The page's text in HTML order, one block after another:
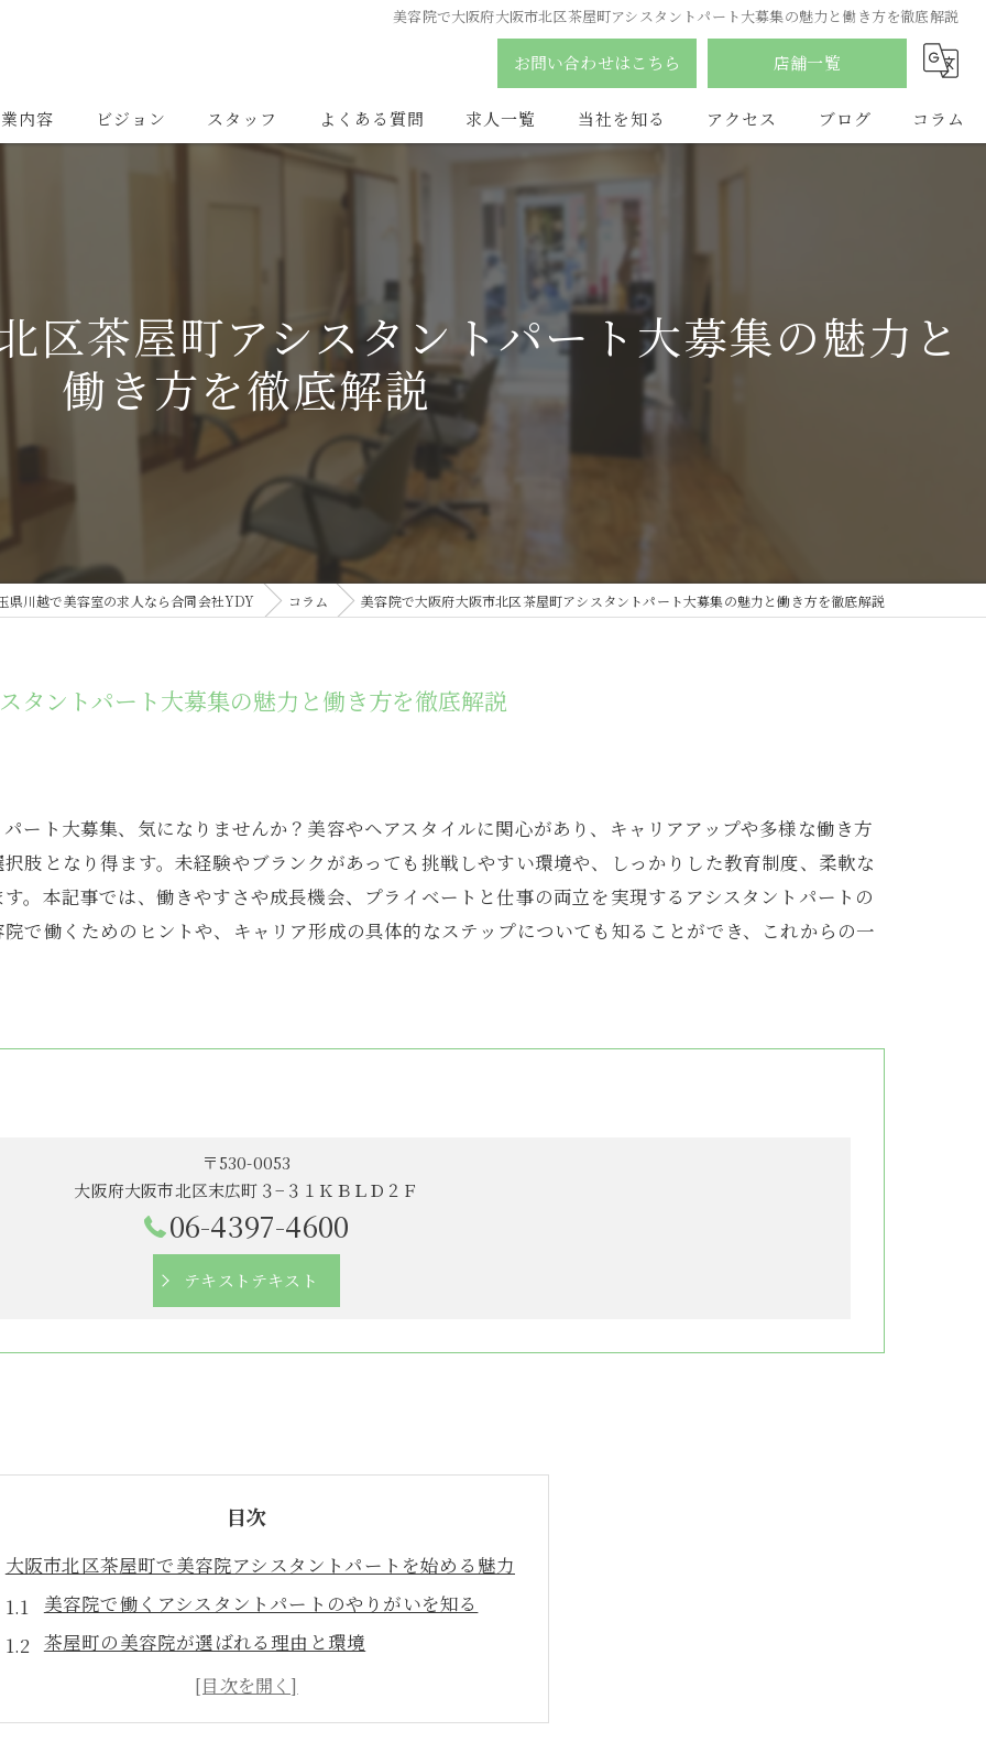
美容院で大阪府大阪市北区茶屋町アシスタントパート大募集の魅力と働き方を徹底解説
お問い合わせはこちら 店舗一覧
内容 ビジョン スタッフ よくある質問 求人一覧 当社を知る
南森町の美容室
ふじみ野市の美容室
アルバイト
パート
スタイリスト
アクセス
vist
ブログ コラム
区茶屋町アシスタントパート大募集の魅力と
働き方を徹底解説
県川越で美容室の求人なら合同会社YDY コラム 美容院で大阪府大阪市北区茶屋町アシスタントパート大募集の魅力と働き方を徹底解説
タントパート大募集の魅力と働き方を徹底解説
ート大募集、気になりませんか？美容やヘアスタイルに関心があり、キャリアアップや多様な働き方
肢となり得ます。未経験やブランクがあっても挑戦しやすい環境や、しっかりした教育制度、柔軟な
。本記事では、働きやすさや成長機会、プライベートと仕事の両立を実現するアシスタントパートの
で働くためのヒントや、キャリア形成の具体的なステップについても知ることができ、これからの一
〒530-0053
大阪府大阪市北区末広町３−３１ＫＢＬＤ２Ｆ
06-4397-4600
テキストテキスト
目次
大阪市北区茶屋町で美容院アシスタントパートを始める魅力
美容院で働くアシスタントパートのやりがいを知る
茶屋町の美容院が選ばれる理由と環境
美容院アシスタントに求められる役割とは
美容院で広がるキャリアアップの可能性